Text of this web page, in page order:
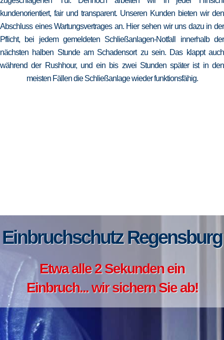
kundenorientiert, fair und transparent. Unseren Kunden bieten wir den
Abschluss eines Wartungsvertrages an. Hier sehen wir uns dazu in der
Pflicht, bei jedem gemeldeten Schließanlagen-Notfall innerhalb der
nächsten halben Stunde am Schadensort zu sein. Das klappt auch
während der Rushhour, und ein bis zwei Stunden später ist in den
meisten Fällen die Schließanlage wieder funktionsfähig.
Einbruchschutz Regensburg
Etwa alle 2 Sekunden ein
Einbruch... wir sichern Sie ab!